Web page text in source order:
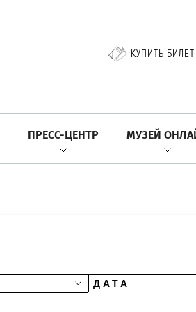
КУПИТЬ БИЛЕТ
ПРЕСС-ЦЕНТР МУЗЕЙ